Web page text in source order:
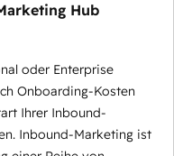
Hub
oder Enterprise
Onboarding-Kosten
Ihrer Inbound-
Inbound-Marketing ist